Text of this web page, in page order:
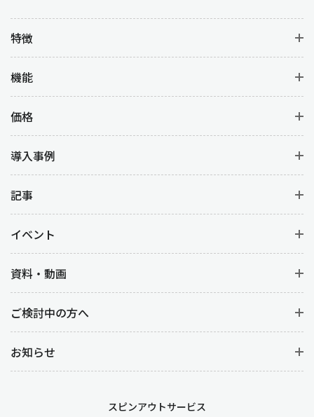
特徴
機能
価格
導入事例
記事
イベント
資料・動画
ご検討中の方へ
お知らせ
スピンアウトサービス